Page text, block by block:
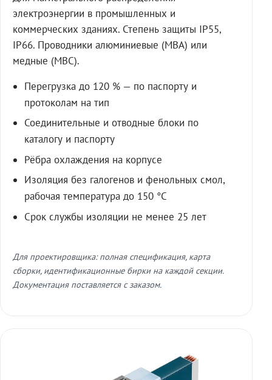
электроэнергии в промышленных и
коммерческих зданиях. Степень защиты IP55,
IP66. Проводники алюминиевые (МВА) или
медные (МВС).
Перегрузка до 120 % — по паспорту и
протоколам на тип
Соединительные и отводные блоки по
каталогу и паспорту
Рёбра охлаждения на корпусе
Изоляция без галогенов и фенольных смол,
рабочая температура до 150 °C
Срок службы изоляции не менее 25 лет
Для проектировщика: полная спецификация, карта
сборки, идентификационные бирки на каждой секции.
Документация поставляется с заказом.